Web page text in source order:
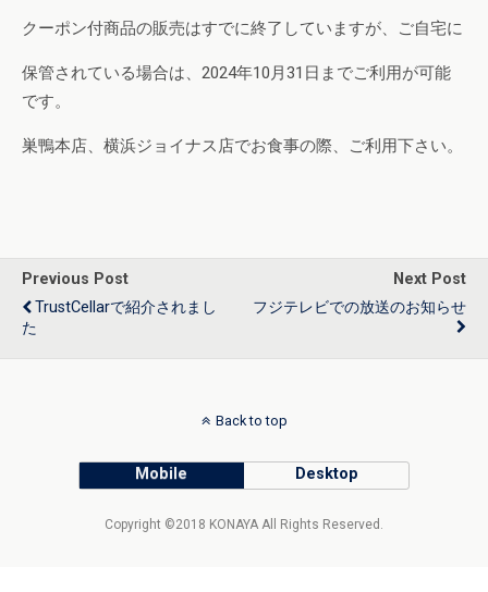
クーポン付商品の販売はすでに終了していますが、ご自宅に
保管されている場合は、2024年10月31日までご利用が可能
です。
巣鴨本店、横浜ジョイナス店でお食事の際、ご利用下さい。
Previous Post
TrustCellarで紹介されまし
た
Next Post
フジテレビでの放送のお知らせ
Back to top
Mobile Desktop
Copyright ©2018 KONAYA All Rights Reserved.